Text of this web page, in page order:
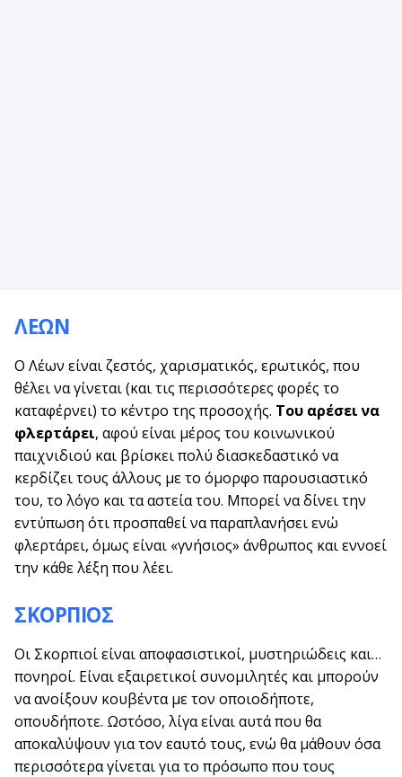
ΛΕΩΝ
Ο Λέων είναι ζεστός, χαρισματικός, ερωτικός, που
θέλει να γίνεται (και τις περισσότερες φορές το
καταφέρνει) το κέντρο της προσοχής. Του αρέσει να
φλερτάρει, αφού είναι μέρος του κοινωνικού
παιχνιδιού και βρίσκει πολύ διασκεδαστικό να
κερδίζει τους άλλους με το όμορφο παρουσιαστικό
του, το λόγο και τα αστεία του. Μπορεί να δίνει την
εντύπωση ότι προσπαθεί να παραπλανήσει ενώ
φλερτάρει, όμως είναι «γνήσιος» άνθρωπος και εννοεί
την κάθε λέξη που λέει.
ΣΚΟΡΠΙΟΣ
Οι Σκορπιοί είναι αποφασιστικοί, μυστηριώδεις και…
πονηροί. Είναι εξαιρετικοί συνομιλητές και μπορούν
να ανοίξουν κουβέντα με τον οποιοδήποτε,
οπουδήποτε. Ωστόσο, λίγα είναι αυτά που θα
αποκαλύψουν για τον εαυτό τους, ενώ θα μάθουν όσα
περισσότερα γίνεται για το πρόσωπο που τους